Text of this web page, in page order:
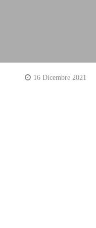
16 Dicembre 2021